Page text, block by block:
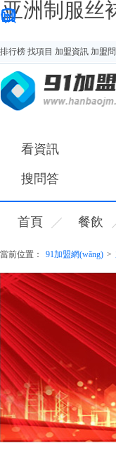
亚洲制服丝
排行榜 找項目 加盟資訊 加盟
您好，歡迎來91加盟網(wǎng)！
看資訊
搜問答
首頁 餐飲
當前位置： 91加盟網(wǎng) >